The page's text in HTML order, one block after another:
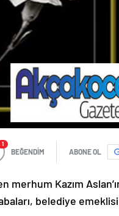
1
BEĞENDİM ABONE OL
merhum Kazım
belediye